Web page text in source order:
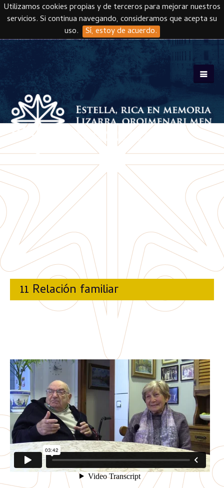
Utilizamos cookies propias y de terceros para mejorar nuestros
servicios. Si continua navegando, consideramos que acepta su
uso. Sí, estoy de acuerdo.
Skip to main content
11 Relación familiar